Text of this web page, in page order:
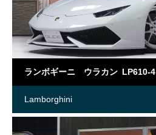
ランボギーニ ウラカン LP610-4
Lamborghini